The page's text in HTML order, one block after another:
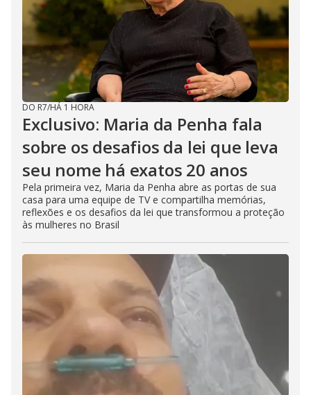
DO R7/HÁ 1 HORA
Exclusivo: Maria da Penha fala
sobre os desafios da lei que leva
seu nome há exatos 20 anos
Pela primeira vez, Maria da Penha abre as portas de sua
casa para uma equipe de TV e compartilha memórias,
reflexões e os desafios da lei que transformou a proteção
às mulheres no Brasil